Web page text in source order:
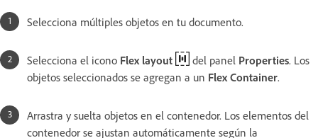
Selecciona múltiples objetos en tu documento.
Selecciona el icono Flex layout del panel Properties. Los
objetos seleccionados se agregan a un Flex Container.
Arrastra y suelta objetos en el contenedor. Los elementos del
contenedor se ajustan automáticamente según la